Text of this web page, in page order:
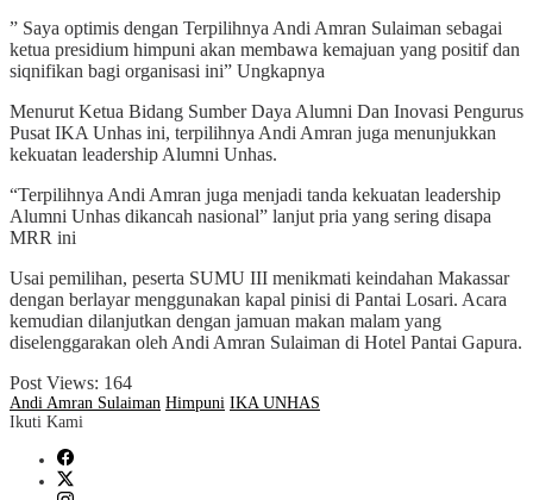
” Saya optimis dengan Terpilihnya Andi Amran Sulaiman sebagai
ketua presidium himpuni akan membawa kemajuan yang positif dan
siqnifikan bagi organisasi ini” Ungkapnya
Menurut Ketua Bidang Sumber Daya Alumni Dan Inovasi Pengurus
Pusat IKA Unhas ini, terpilihnya Andi Amran juga menunjukkan
kekuatan leadership Alumni Unhas.
“Terpilihnya Andi Amran juga menjadi tanda kekuatan leadership
Alumni Unhas dikancah nasional” lanjut pria yang sering disapa
MRR ini
Usai pemilihan, peserta SUMU III menikmati keindahan Makassar
dengan berlayar menggunakan kapal pinisi di Pantai Losari. Acara
kemudian dilanjutkan dengan jamuan makan malam yang
diselenggarakan oleh Andi Amran Sulaiman di Hotel Pantai Gapura.
Post Views: 164
Andi Amran Sulaiman Himpuni IKA UNHAS
Ikuti Kami